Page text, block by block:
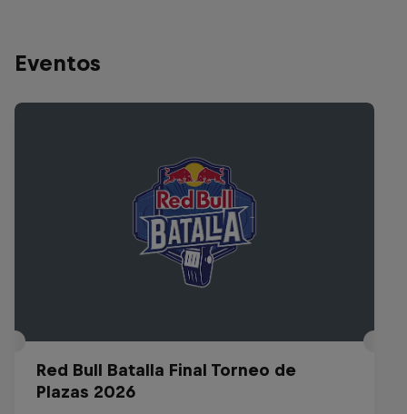
Eventos
Red Bull Batalla Final Torneo de
Plazas 2026